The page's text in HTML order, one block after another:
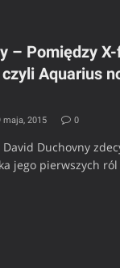
– Pomiędzy
Aquarius
maja, 2015 0
Duchovny
jego pierwszych